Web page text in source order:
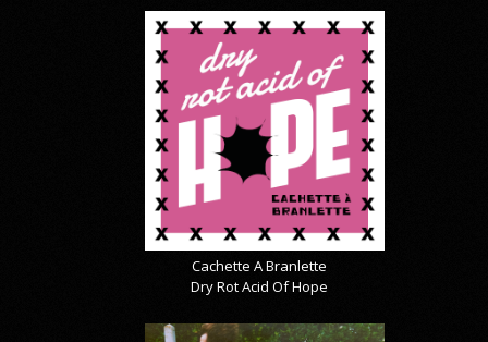
Cachette A Branlette
Dry Rot Acid Of Hope